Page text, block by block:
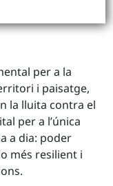
per a la
i paisatge,
la lluita contra el
per a l’única
a dia: poder
més resilient i